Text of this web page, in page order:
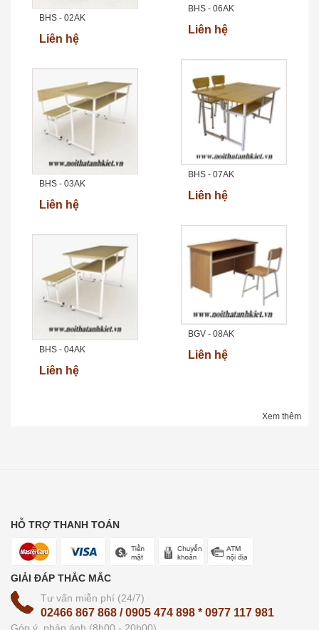
BHS - 02AK
Liên hệ
BHS - 03AK
Liên hệ
BHS - 04AK
Liên hệ
BHS - 06AK
Liên hệ
BHS - 07AK
Liên hệ
BGV - 08AK
Liên hệ
Xem thêm
HỖ TRỢ THANH TOÁN
GIẢI ĐÁP THẮC MẮC
Tư vấn miễn phí (24/7)
02466 867 868 / 0905 474 898 * 0977 117 981
Góp ý, phản ánh (8h00 - 20h00)